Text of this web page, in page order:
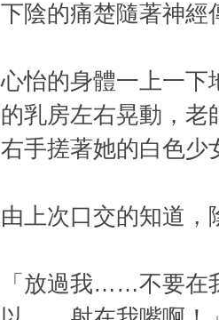
下陰的痛楚隨著神經
心怡的身體一上一下
的乳房左右晃動，老
右手搓著她的白色少
由上次口交的知道，
「放過我……不要